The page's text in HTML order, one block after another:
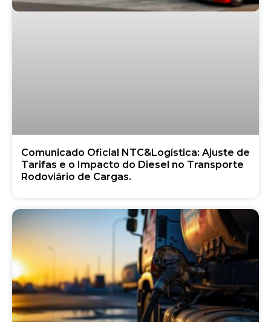
Comunicado Oficial NTC&Logística: Ajuste de
Tarifas e o Impacto do Diesel no Transporte
Rodoviário de Cargas.